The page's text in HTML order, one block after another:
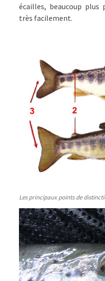
écailles, beaucoup
très facilement.
Les principaux points de